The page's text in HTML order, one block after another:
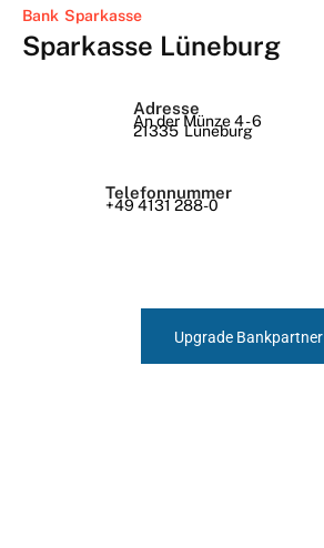
Bank Sparkasse
Sparkasse Lüneburg
Adresse
An der Münze 4 - 6
21335 Lüneburg
Telefonnummer
+49 4131 288-0
Upgrade Bankpartner